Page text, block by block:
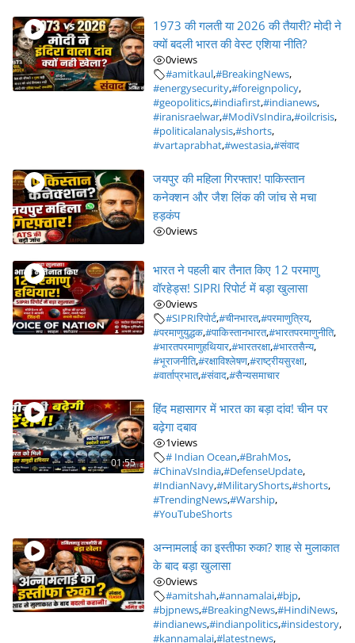
1973 की गलती या 2026 की तैयारी? मोदी ने
क्यों बदली भारत की वेस्ट एशिया नीति?
0views
#amitkaul,#BreakingNews,
#energysecurity,#foreignpolicy,
#geopolitics,#indiafirst,#indianews,
#iranisraelwar,#ModiVsIndira,#oilcrisis,
#politicalanalysis,#shorts,
#vartaprabhat,#westasia,#संवाद
जयपुर की महिला गिरफ्तार! पाकिस्तान
कनेक्शन और जैश लिंक की जांच से मचा
हड़कंप
0views
भारत ने पहली बार तैनात किए 12 परमाणु
वॉरहेड्स! SIPRI रिपोर्ट में बड़ा खुलासा
0views
#SIPRIरिपोर्ट,#चीनभारत,#परमाणुत्रिय,
#परमाणुयुद्धक,#पाकिस्तानभारत,#भारतपरमाणुनीति,
#भारतपरमाणुहथियार,#भारतरक्षा,#भारतसैन्य,
#भूराजनीति,#रक्षाविश्लेषण,#राष्ट्रीयसुरक्षा,
#वार्ताप्रभात,#संवाद,#सैन्यसमाचार
01:55
हिंद महासागर में भारत का बड़ा दांव! चीन पर
बढ़ेगा दबाव
1views
# Indian Ocean,#BrahMos,
#ChinaVsIndia,#DefenseUpdate,
#IndianNavy,#MilitaryShorts,#shorts,
#TrendingNews,#Warship,
#YouTubeShorts
अन्नामलाई का इस्तीफा रुका? शाह से मुलाकात
के बाद बड़ा खुलासा
0views
#amitshah,#annamalai,#bjp,
#bjpnews,#BreakingNews,#HindiNews,
#indianews,#indianpolitics,#insidestory,
#kannamalai,#latestnews,